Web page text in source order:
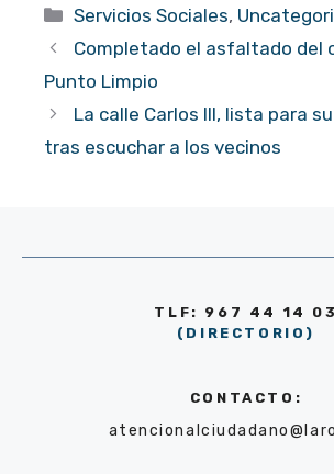
Categorías
Servicios Sociales,
Completado el asfaltado del
Punto Limpio
La calle Carlos III, lista para
tras escuchar a los vecinos
TLF: 967 44 14 03
(DIRECTORIO)
CONTACTO: